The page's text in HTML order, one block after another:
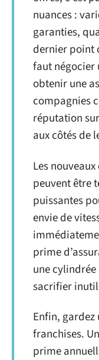
nuances :
garanties,
dernier point
faut négocier
obtenir une
compagnies
réputation
aux côtés de
Les
peuvent être
puissantes
envie de
prime
une
sacrifier
Enfin,
franchises.
prime